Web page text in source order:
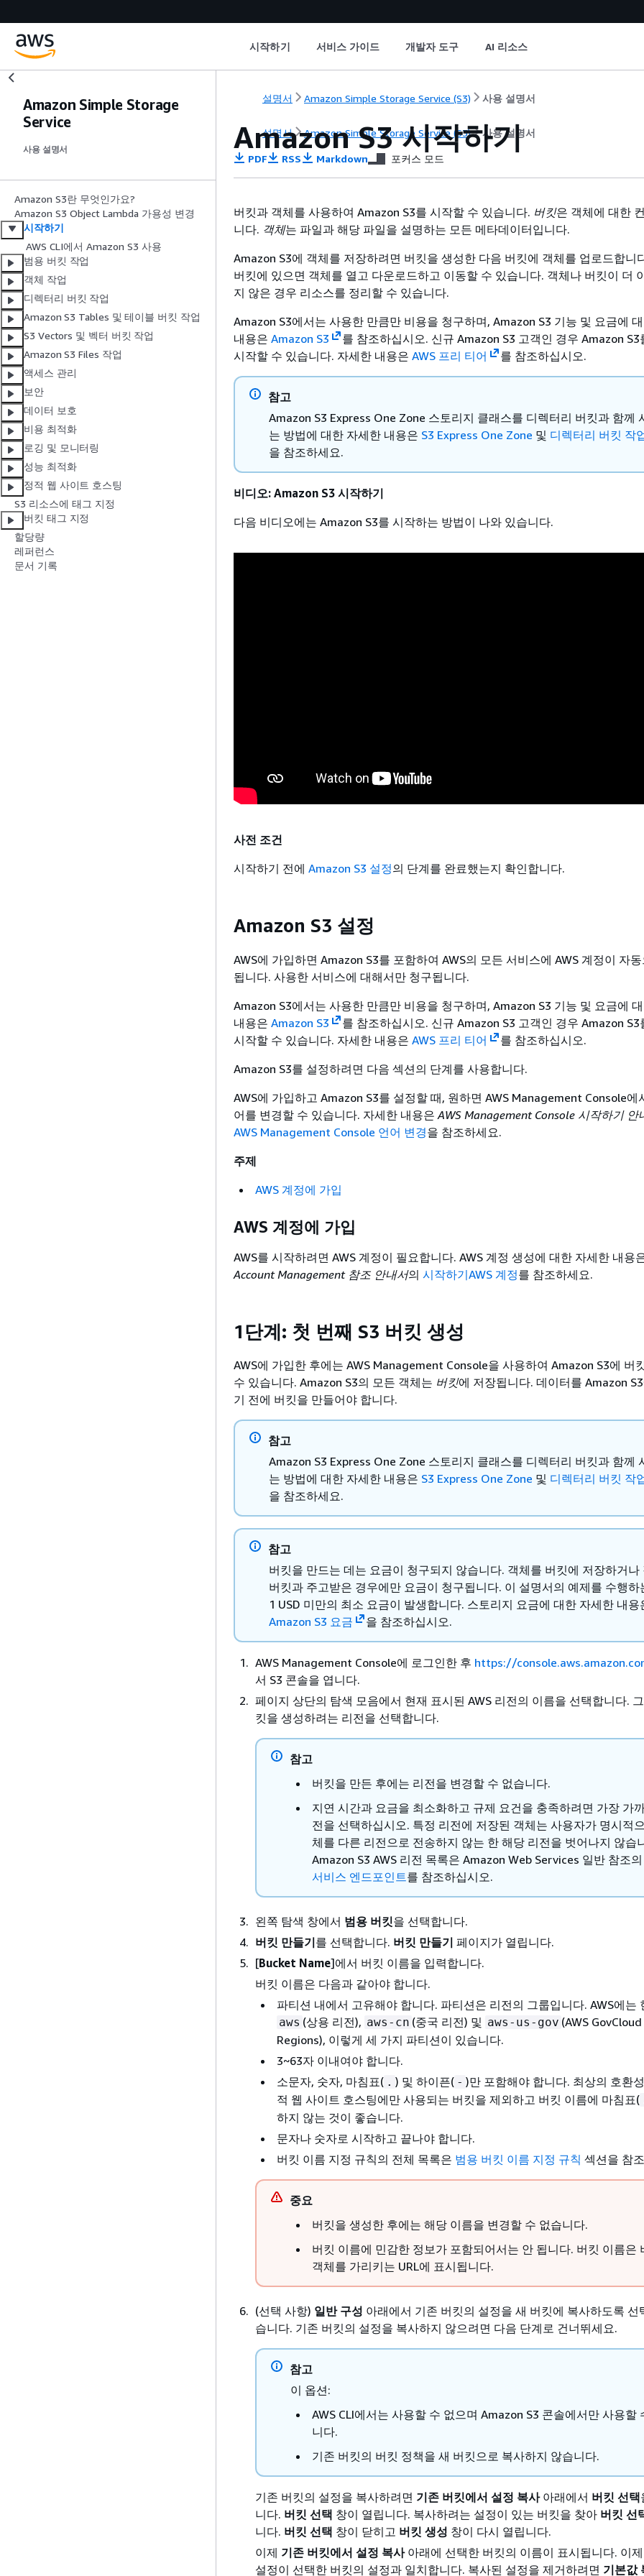
시작하기 서비스 가이드 개발자 도구 AI 리소스
Amazon Simple Storage
Service
사용 설명서
Amazon S3란 무엇인가요?
Amazon S3 Object Lambda 가용성 변경
시작하기
AWS CLI에서 Amazon S3 사용
범용 버킷 작업
객체 작업
디렉터리 버킷 작업
Amazon S3 Tables 및 테이블 버킷 작업
S3 Vectors 및 벡터 버킷 작업
Amazon S3 Files 작업
액세스 관리
보안
데이터 보호
비용 최적화
로깅 및 모니터링
성능 최적화
정적 웹 사이트 호스팅
S3 리소스에 태그 지정
버킷 태그 지정
할당량
레퍼런스
문서 기록
설명서 Amazon Simple Storage Service (S3) 사용 설명서
설명서 Amazon Simple Storage Service (S3) 사용 설명서
Amazon S3 시작하기
PDF RSS Markdown 포커스 모드
버킷과 객체를 사용하여 Amazon S3를 시작할 수 있습니다. 버킷은 객체에 대한
니다. 객체는 파일과 해당 파일을 설명하는 모든 메타데이터입니다.
Amazon S3에 객체를 저장하려면 버킷을 생성한 다음 버킷에 객체를 업로드합니
버킷에 있으면 객체를 열고 다운로드하고 이동할 수 있습니다. 객체나 버킷이 더
지 않은 경우 리소스를 정리할 수 있습니다.
Amazon S3에서는 사용한 만큼만 비용을 청구하며, Amazon S3 기능 및 요금에
내용은 Amazon S3
를 참조하십시오. 신규 Amazon S3 고객인 경우 Amazon S3
시작할 수 있습니다. 자세한 내용은 ‭ AWS 프리 티어‭ 를 참조하십시오.
참고
Amazon S3 Express One Zone 스토리지 클래스를 디렉터리 버킷과 함께
는 방법에 대한 자세한 내용은 S3 Express One Zone 및 디렉터리 버킷 작
을 참조하세요.
비디오: Amazon S3 시작하기
다음 비디오에는 Amazon S3를 시작하는 방법이 나와 있습니다.
사전 조건
시작하기 전에 Amazon S3 설정의 단계를 완료했는지 확인합니다.
Amazon S3 설정
AWS에 가입하면 Amazon S3를 포함하여 AWS의 모든 서비스에 AWS 계정이 자
됩니다. 사용한 서비스에 대해서만 청구됩니다.
Amazon S3에서는 사용한 만큼만 비용을 청구하며, Amazon S3 기능 및 요금에
내용은 Amazon S3
를 참조하십시오. 신규 Amazon S3 고객인 경우 Amazon S3
시작할 수 있습니다. 자세한 내용은 ‭ AWS 프리 티어‭
를 참조하십시오.
Amazon S3를 설정하려면 다음 섹션의 단계를 사용합니다.
AWS에 가입하고 Amazon S3를 설정할 때, 원하면 AWS Management Console에
어를 변경할 수 있습니다. 자세한 내용은 AWS Management Console 시작하기 안
AWS Management Console 언어 변경을 참조하세요.
주제
AWS 계정에 가입
AWS 계정에 가입
AWS를 시작하려면 AWS 계정이 필요합니다. AWS 계정 생성에 대한 자세한 내용
Account Management 참조 안내서의 시작하기AWS 계정를 참조하세요.
1단계: 첫 번째 S3 버킷 생성
AWS에 가입한 후에는 AWS Management Console을 사용하여 Amazon S3에 버
수 있습니다. Amazon S3의 모든 객체는 버킷에 저장됩니다. 데이터를 Amazon
기 전에 버킷을 만들어야 합니다.
참고
Amazon S3 Express One Zone 스토리지 클래스를 디렉터리 버킷과 함께
는 방법에 대한 자세한 내용은 S3 Express One Zone 및 디렉터리 버킷 작
을 참조하세요.
참고
버킷을 만드는 데는 요금이 청구되지 않습니다. 객체를 버킷에 저장하거나
버킷과 주고받은 경우에만 요금이 청구됩니다. 이 설명서의 예제를 수행하
1 USD 미만의 최소 요금이 발생합니다. 스토리지 요금에 대한 자세한 내용
Amazon S3 요금
을 참조하십시오.
AWS Management Console에 로그인한 후 https://
서 S3 콘솔을 엽니다.
페이지 상단의 탐색 모음에서 현재 표시된 AWS 리전의 이름을 선택합니다.
킷을 생성하려는 리전을 선택합니다.
참고
버킷을 만든 후에는 리전을 변경할 수 없습니다.
지연 시간과 요금을 최소화하고 규제 요건을 충족하려면 가장 가
전을 선택하십시오. 특정 리전에 저장된 객체는 사용자가 명시적
체를 다른 리전으로 전송하지 않는 한 해당 리전을 벗어나지 않습
Amazon S3 AWS 리전 목록은 Amazon Web Services 일반 참조의
서비스 엔드포인트를 참조하십시오.
왼쪽 탐색 창에서 범용 버킷을 선택합니다.
버킷 만들기를 선택합니다. 버킷 만들기 페이지가 열립니다.
[Bucket Name]에서 버킷 이름을 입력합니다.
버킷 이름은 다음과 같아야 합니다.
파티션 내에서 고유해야 합니다. 파티션은 리전의 그룹입니다. AWS에는
aws (상용 리전), aws-cn (중국 리전) 및 aws-us-gov (AWS GovCloud
Regions), 이렇게 세 가지 파티션이 있습니다.
3~63자 이내여야 합니다.
소문자, 숫자, 마침표( . ) 및 하이픈( - )만 포함해야 합니다. 최상의 호환
적 웹 사이트 호스팅에만 사용되는 버킷을 제외하고 버킷 이름에 마침표(
하지 않는 것이 좋습니다.
문자나 숫자로 시작하고 끝나야 합니다.
버킷 이름 지정 규칙의 전체 목록은 범용 버킷 이름 지정 규칙 섹션을 참
중요
버킷을 생성한 후에는 해당 이름을 변경할 수 없습니다.
버킷 이름에 민감한 정보가 포함되어서는 안 됩니다. 버킷 이름은
객체를 가리키는 URL에 표시됩니다.
(선택 사항) 일반 구성 아래에서 기존 버킷의 설정을 새 버킷에 복사하도록 선
습니다. 기존 버킷의 설정을 복사하지 않으려면 다음 단계로 건너뛰세요.
참고
이 옵션:
AWS CLI에서는 사용할 수 없으며 Amazon S3 콘솔에서만 사용할
니다.
기존 버킷의 버킷 정책을 새 버킷으로 복사하지 않습니다.
기존 버킷의 설정을 복사하려면 기존 버킷에서 설정 복사아래에서 버킷 선택
니다. 버킷 선택 창이 열립니다. 복사하려는 설정이 있는 버킷을 찾아 버킷 선
니다. 버킷 선택 창이 닫히고 버킷 생성 창이 다시 열립니다.
이제 기존 버킷에서 설정 복사아래에 선택한 버킷의 이름이 표시됩니다. 이
설정이 선택한 버킷의 설정과 일치합니다. 복사된 설정을 제거하려면 기본값